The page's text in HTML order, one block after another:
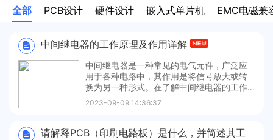
全部 PCB设计 硬件设计 嵌入式单片机 EMC电磁兼
中间继电器的工作原理及作用详解
中间继电器是一种常见的电气元件，广泛应
用于各种电路中，其作用是将信号放大或转
换为另一种形式。在了解中间继电器的工作
原理和作用之前，我们先来了解一下什么是
继电器。继电器是一种电气开关，其工作原
常由电磁系统、机械系统和接触系统三部分
2023-09-09 14:36:37
请解释PCB（印刷电路板）是什么，并简述其工